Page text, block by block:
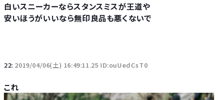
白いスニーカーならスタンスミスが王道や
安いほうがいいなら無印良品も悪くないで
22: 2019/04/06(土) 16:49:11.25 ID:ouUedCsT0
これ